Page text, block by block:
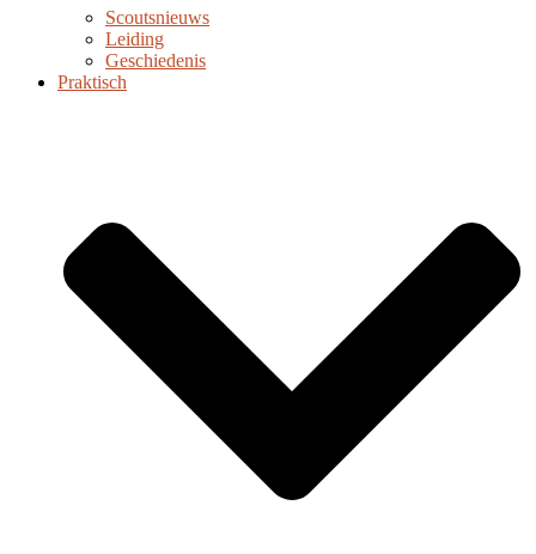
Scoutsnieuws
Leiding
Geschiedenis
Praktisch